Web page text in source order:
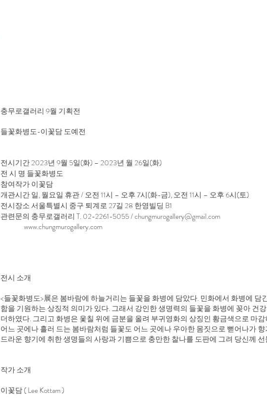
충무로갤러리 9월 기획전
들꽃화병도-이꽃담 도예전
전시기간 2023년 9월 5일(화) – 2023년 월 26일(화)
전 시 명 들꽃화병도
참여작가 이꽃담
개관시간 일, 월요일 휴관 / 오전 11시 – 오후 7시(화-금), 오전 11시 – 오후 6시(토)
전시장소 서울특별시 중구 퇴계로 27길 28 한영빌딩 B1
관련문의 충무로갤러리 T. 02-2261-5055 /chungmurogallery@gmail.com
www.chungmurogallery.com
전시 소개
<들꽃화병도>展은 봄바람에 하늘거리는 들꽃을 화병에 담았다. 민화에서 화병에 담
함을 기원하는 상징적 의미가 있다. 그래서 강인한 생명력의 들꽃을 화병에 꽂아 건
더하였다. 그리고 화병은 옻칠 위에 금분을 올려 부귀영화의 상징인 황금색으로 마
어느 곳에나 흘러 드는 봄바람처럼 들꽃도 어느 곳에나 우아한 몸짓으로 뻗어나가
드라운 향기에 취한 생명들의 사랑과 기쁨으로 충만한 찰나를 도판에 그려 당신께
작가 소개
이꽃담 ( Lee Kottam )